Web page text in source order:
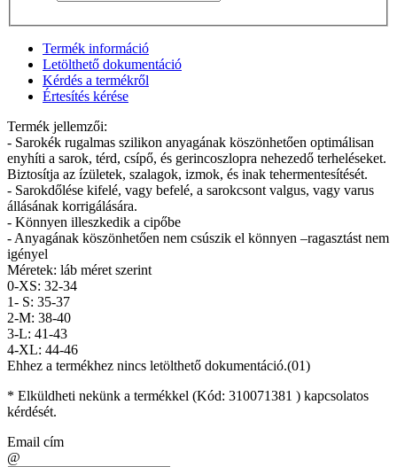
Termék információ
Letölthető dokumentáció
Kérdés a termékről
Értesítés kérése
Termék jellemzői:
- Sarokék rugalmas szilikon anyagának köszönhetően optimálisan
enyhíti a sarok, térd, csípő, és gerincoszlopra nehezedő terheléseket.
Biztosítja az ízületek, szalagok, izmok, és inak tehermentesítését.
- Sarokdőlése kifelé, vagy befelé, a sarokcsont valgus, vagy varus
állásának korrigálására.
- Könnyen illeszkedik a cipőbe
- Anyagának köszönhetően nem csúszik el könnyen –ragasztást nem
igényel
Méretek: láb méret szerint
0-XS: 32-34
1- S: 35-37
2-M: 38-40
3-L: 41-43
4-XL: 44-46
Ehhez a termékhez nincs letölthető dokumentáció.(01)
* Elküldheti nekünk a termékkel (Kód: 310071381 ) kapcsolatos
kérdését.
Email cím
@